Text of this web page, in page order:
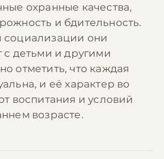
охранные качества,
и бдительность.
они
с детьми и другими
отметить, что каждая
и её характер во
воспитания и условий
возрасте.